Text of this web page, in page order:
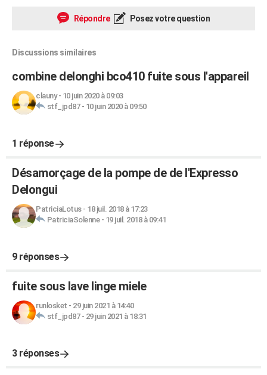
Répondre Posez votre question
Discussions similaires
combine delonghi bco410 fuite sous l'appareil
clauny- 10 juin 2020 à 09:03
stf_jpd87- 10 juin 2020 à 09:50
1 réponse
Désamorçage de la pompe de de l'Expresso
Delongui
PatriciaLotus- 18 juil. 2018 à 17:23
PatriciaSolenne- 19 juil. 2018 à 09:41
9 réponses
fuite sous lave linge miele
runlosket - 29 juin 2021 à 14:40
stf_jpd87- 29 juin 2021 à 18:31
3 réponses